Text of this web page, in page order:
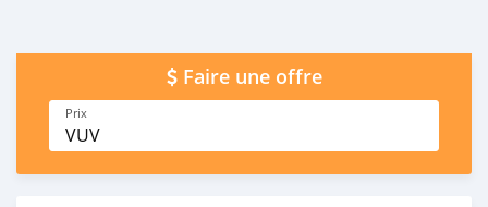
Faire une offre
Prix
VUV